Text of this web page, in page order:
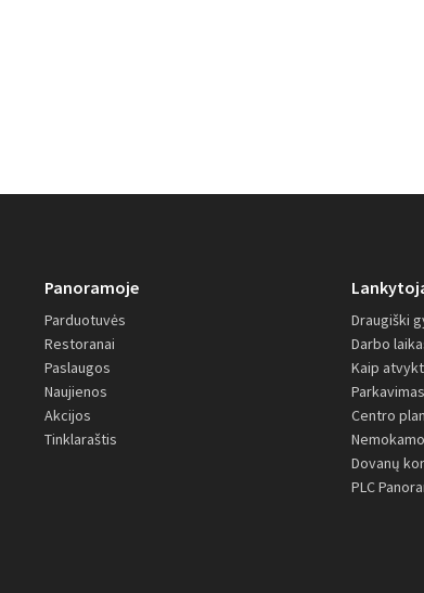
Panoramoje
Parduotuvės
Restoranai
Paslaugos
Naujienos
Akcijos
Tinklaraštis
Draugiški
Darbo
Kaip
Parkavimas
Centro
Dovanų
PLC